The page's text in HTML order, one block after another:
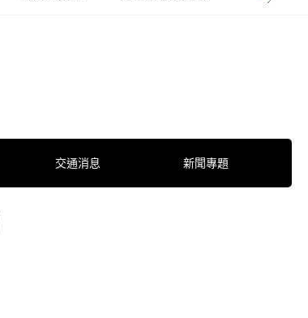
交通消息 新聞專題